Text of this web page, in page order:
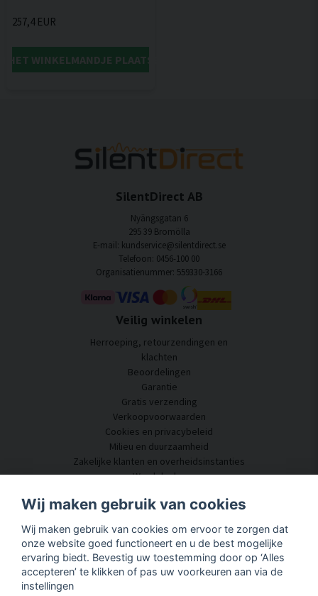
257,4 EUR
HET WINKELMANDJE PLAATSEN
SilentDirect AB
Nyängsgatan 6
295 39 Bromölla
E-mail: kundservice@silentdirect.se
Telefoon: 0456-100 00
Organisatienummer: 559330-3166
Veilig winkelen
Herroeping, retourzendingen en
klachten
Beoordelingen
Garantie
Gratis verzending
Verkoopvoorwaarden
Cookies en privacybeleid
Milieu en duurzaamheid
Zakelijke klanten en overheidsinstanties
Word dealer
Klantenservice
Neem contact met ons op
Akoestisch advies
Montage en installatie
Vragen en antwoorden
Wij maken gebruik van cookies
Wij maken gebruik van cookies om ervoor te zorgen dat
onze website goed functioneert en u de best mogelijke
ervaring biedt. Bevestig uw toestemming door op ‘Alles
accepteren’ te klikken of pas uw voorkeuren aan via de
instellingen